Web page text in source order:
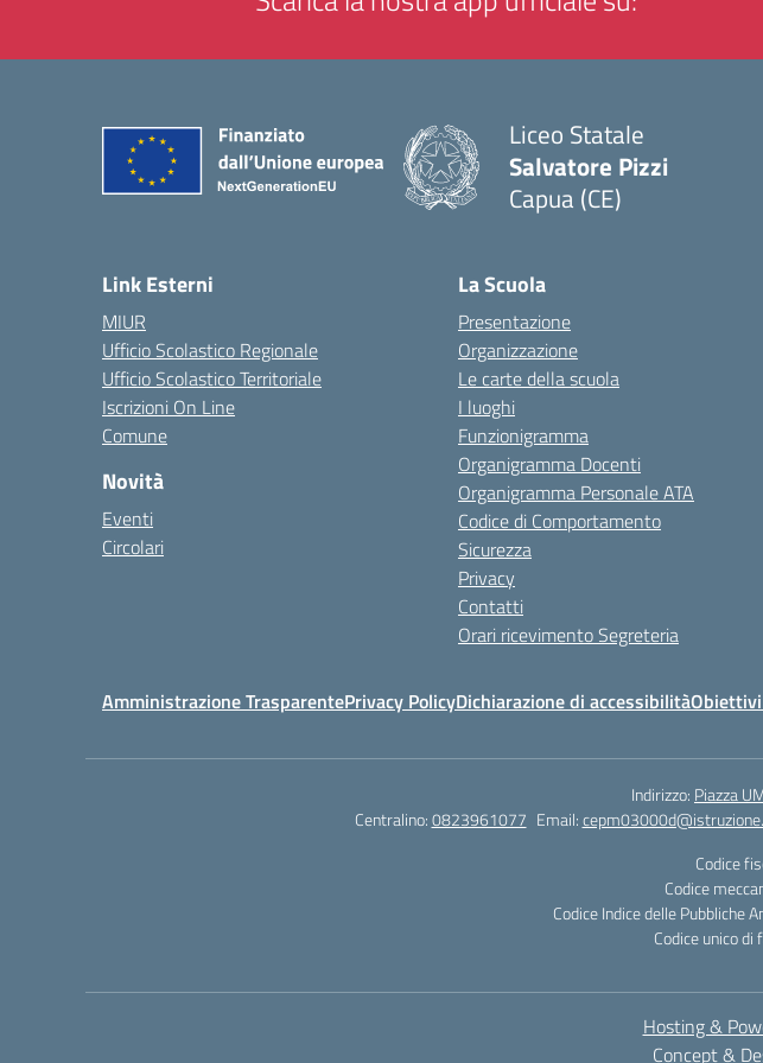
Liceo Statale
Salvatore Pizzi
Capua (CE)
Link Esterni
MIUR
Ufficio Scolastico Regionale
Ufficio Scolastico Territoriale
Iscrizioni On Line
Comune
Novità
Eventi
Circolari
La Scuola
Presentazione
Organizzazione
Le carte della scuola
I luoghi
Funzionigramma
Organigramma Docenti
Organigramma Personale ATA
Codice di Comportamento
Sicurezza
Privacy
Contatti
Orari ricevimento Segreteria
Amministrazione TrasparentePrivacy PolicyDichiarazione di accessibilità
Indirizzo: Piazza
Centralino:0823961077 Email:
Codice
Codice
Codice Indice delle Pubbliche
Codice unico di
Hosting &
Concept &